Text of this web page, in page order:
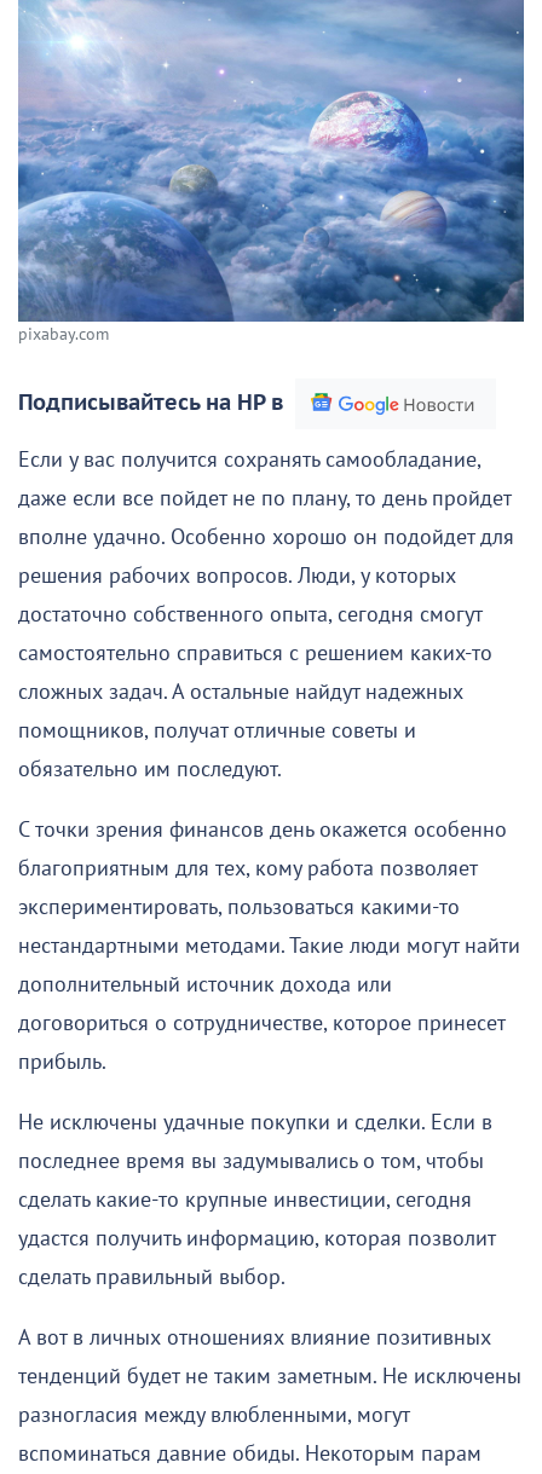
pixabay.com
Подписывайтесь на НР в
Если у вас получится сохранять самообладание,
даже если все пойдет не по плану, то день пройдет
вполне удачно. Особенно хорошо он подойдет для
решения рабочих вопросов. Люди, у которых
достаточно собственного опыта, сегодня смогут
самостоятельно справиться с решением каких-то
сложных задач. А остальные найдут надежных
помощников, получат отличные советы и
обязательно им последуют.
С точки зрения финансов день окажется особенно
благоприятным для тех, кому работа позволяет
экспериментировать, пользоваться какими-то
нестандартными методами. Такие люди могут найти
дополнительный источник дохода или
договориться о сотрудничестве, которое принесет
прибыль.
Не исключены удачные покупки и сделки. Если в
последнее время вы задумывались о том, чтобы
сделать какие-то крупные инвестиции, сегодня
удастся получить информацию, которая позволит
сделать правильный выбор.
А вот в личных отношениях влияние позитивных
тенденций будет не таким заметным. Не исключены
разногласия между влюбленными, могут
вспоминаться давние обиды. Некоторым парам